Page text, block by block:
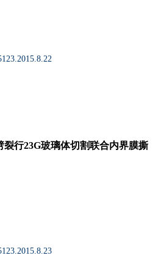
行23G玻璃体切割联合内界膜撕